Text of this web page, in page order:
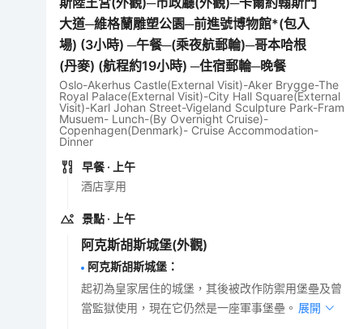
大道─維格蘭雕塑公園─前進號博物館*(包入
場) (3小時) ─午餐─(乘夜航郵輪)─哥本哈根
(丹麥) (航程約19小時) ─住宿郵輪─晚餐
Oslo-Akerhus Castle(External Visit)-Aker Brygge-The
Royal Palace(External Visit)-City Hall Square(External
Visit)-Karl Johan Street-Vigeland Sculpture Park-Fram
Musuem- Lunch-(By Overnight Cruise)-
Copenhagen(Denmark)- Cruise Accommodation-
Dinner
早餐 · 上午
酒店享用
景點 · 上午
阿克斯胡斯城堡(外觀)
阿克斯胡斯城堡 ：
起初為皇家居住的城堡，其後被改作防禦用堡壘及曾
當監獄使用，現在它仍然是一座軍事堡壘。 展開